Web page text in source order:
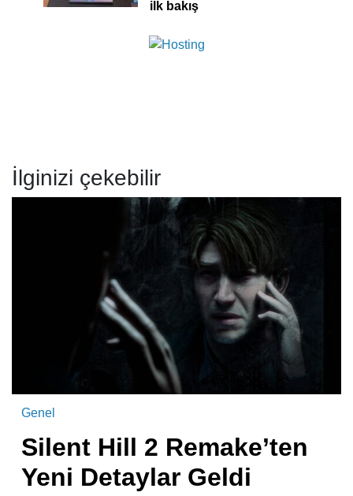
ilk bakış
İlginizi çekebilir
Genel
Silent Hill 2 Remake’ten
Yeni Detaylar Geldi